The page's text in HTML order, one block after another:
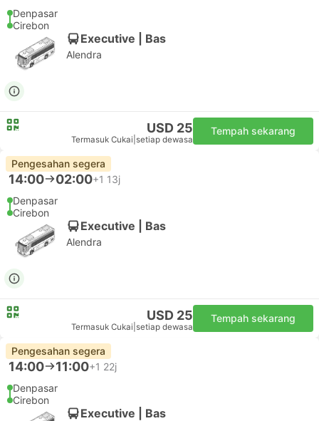
Denpasar
Cirebon
Executive | Bas
Alendra
USD 25
Termasuk Cukai setiap dewasa
Tempah sekarang
Pengesahan segera
14:00 02:00+1 13j
Denpasar
Cirebon
Executive | Bas
Alendra
USD 25
Termasuk Cukai setiap dewasa
Tempah sekarang
Pengesahan segera
14:00 11:00+1 22j
Denpasar
Cirebon
Executive | Bas